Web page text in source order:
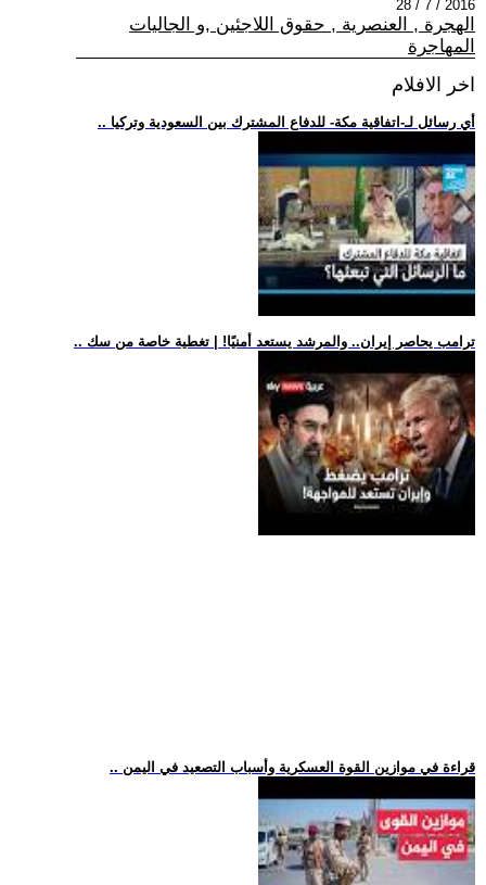
2016 / 7 / 28
الهجرة , العنصرية , حقوق اللاجئين ,و الجاليات
المهاجرة
اخر الافلام
.. أي رسائل لـ-اتفاقية مكة- للدفاع المشترك بين السعودية وتركيا
.. ترامب يحاصر إيران.. والمرشد يستعد أمنيًا! | تغطية خاصة من سك
.. قراءة في موازين القوة العسكرية وأسباب التصعيد في اليمن